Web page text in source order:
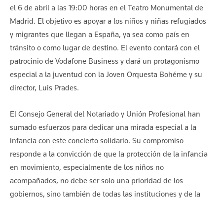
el 6 de abril a las 19:00 horas en el Teatro Monumental de
Madrid. El objetivo es apoyar a los niños y niñas refugiados
y migrantes que llegan a España, ya sea como país en
tránsito o como lugar de destino. El evento contará con el
patrocinio de Vodafone Business y dará un protagonismo
especial a la juventud con la Joven Orquesta Bohéme y su
director, Luis Prades.
El Consejo General del Notariado y Unión Profesional han
sumado esfuerzos para dedicar una mirada especial a la
infancia con este concierto solidario. Su compromiso
responde a la convicción de que la protección de la infancia
en movimiento, especialmente de los niños no
acompañados, no debe ser solo una prioridad de los
gobiernos, sino también de todas las instituciones y de la